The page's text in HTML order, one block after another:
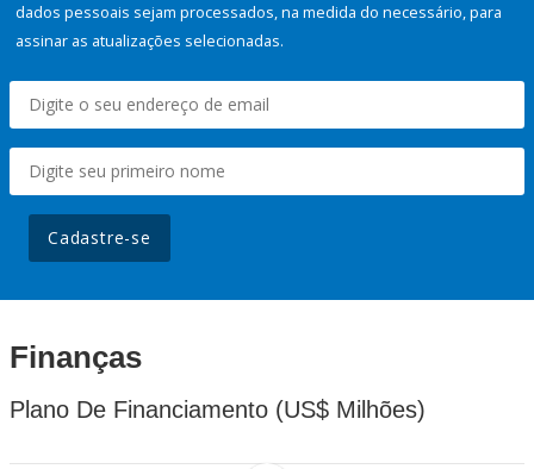
dados pessoais sejam processados, na medida do necessário, para
assinar as atualizações selecionadas.
Cadastre-se
Finanças
Plano De Financiamento (US$ Milhões)